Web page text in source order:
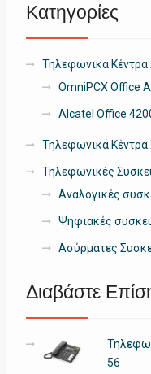
Κατηγορίες
Τηλεφωνικά
OmniPCX Office
Alcatel Office
Τηλεφωνικά
Τηλεφωνικές
Αναλογικές
Ψηφιακές
Ασύρματες
Διαβάστε
56